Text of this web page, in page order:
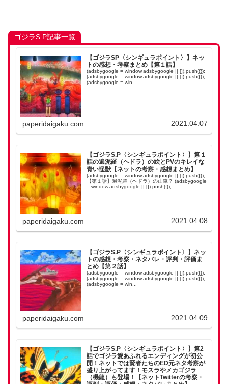
ゴジラS.P記事一覧
【ゴジラSP〈シンギュラポイント〉】ネッ
トの感想・考察まとめ【第１話】
(adsbygoogle = window.adsbygoogle || []).push({});
(adsbygoogle = window.adsbygoogle || []).push({});
(adsbygoogle = win...
paperidaigaku.com 2021.04.07
【ゴジラS.P〈シンギュラポイント〉】第１
話の遍泥羅（ヘドラ）の絵とPVのキレイな
青い怪獣【ネットの考察・感想まとめ】
(adsbygoogle = window.adsbygoogle || []).push({});
【第１話】遍泥羅（ヘドラ）の山車？ (adsbygoogle
= window.adsbygoogle || []).push({}); ...
paperidaigaku.com 2021.04.08
【ゴジラS.P〈シンギュラポイント〉】ネッ
トの感想・考察・ネタバレ・評判・評価ま
とめ【第２話】
(adsbygoogle = window.adsbygoogle || []).push({});
(adsbygoogle = window.adsbygoogle || []).push({});
(adsbygoogle = win...
paperidaigaku.com 2021.04.09
【ゴジラS.P〈シンギュラポイント〉】第2
話でゴジラ愛あふれるエンディングが初公
開！ネットでは賢者たちのED元ネタ考察が
盛り上がってます！モスラやメカゴジラ
（機龍）も登場！【ネットTwitterの考察・